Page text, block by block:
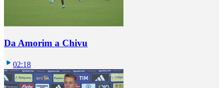
Da Amorim a Chivu
02:18